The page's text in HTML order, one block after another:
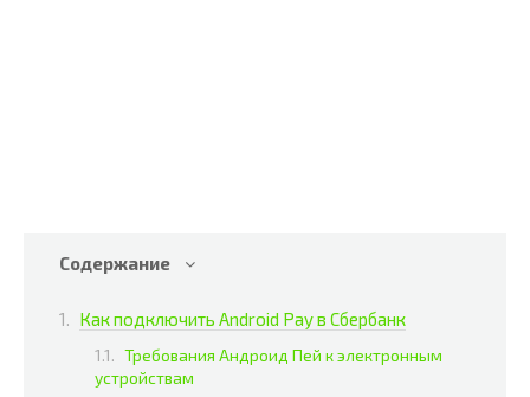
Содержание
Как подключить Android Pay в Сбербанк
Требования Андроид Пей к электронным
устройствам